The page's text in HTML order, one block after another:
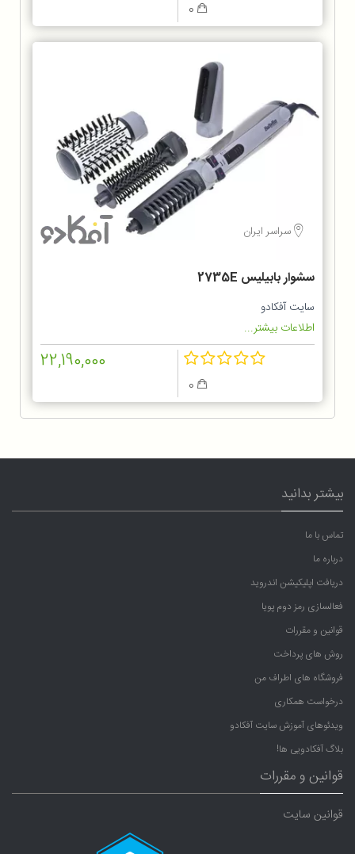
سراسر ایران
سشوار بابیلیس 2735E
سایت آفکادو
اطلاعات بیشتر...
22,190,000
بیشتر بدانید
تماس با ما
درباره ما
دریافت اپلیکیشن اندروید
فعالسازی رمز دوم پویا
قوانین و مقررات
روش های پرداخت
فروشگاه های اطراف من
درخواست همکاری
ویدئوهای آموزش سایت آفکادو
بلاگ آفکادویی ها!
قوانین و مقررات
قوانین سایت